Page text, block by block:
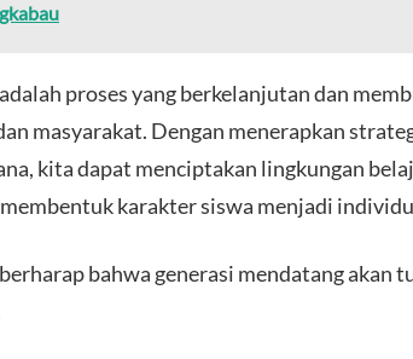
proses yang berkelanjutan dan
masyarakat. Dengan menerapkan
kita dapat menciptakan lingkungan
karakter siswa menjadi
bahwa generasi mendatang akan